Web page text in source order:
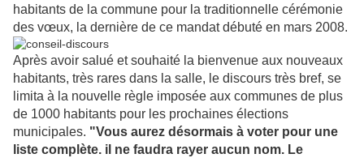
habitants de la commune pour la traditionnelle cérémonie
des vœux, la dernière de ce mandat débuté en mars 2008.
Après avoir salué et souhaité la bienvenue aux nouveaux
habitants, très rares dans la salle, le discours très bref, se
limita à la nouvelle règle imposée aux communes de plus
de 1000 habitants pour les prochaines élections
municipales. "Vous aurez désormais à voter pour une
liste complète. il ne faudra rayer aucun nom. Le